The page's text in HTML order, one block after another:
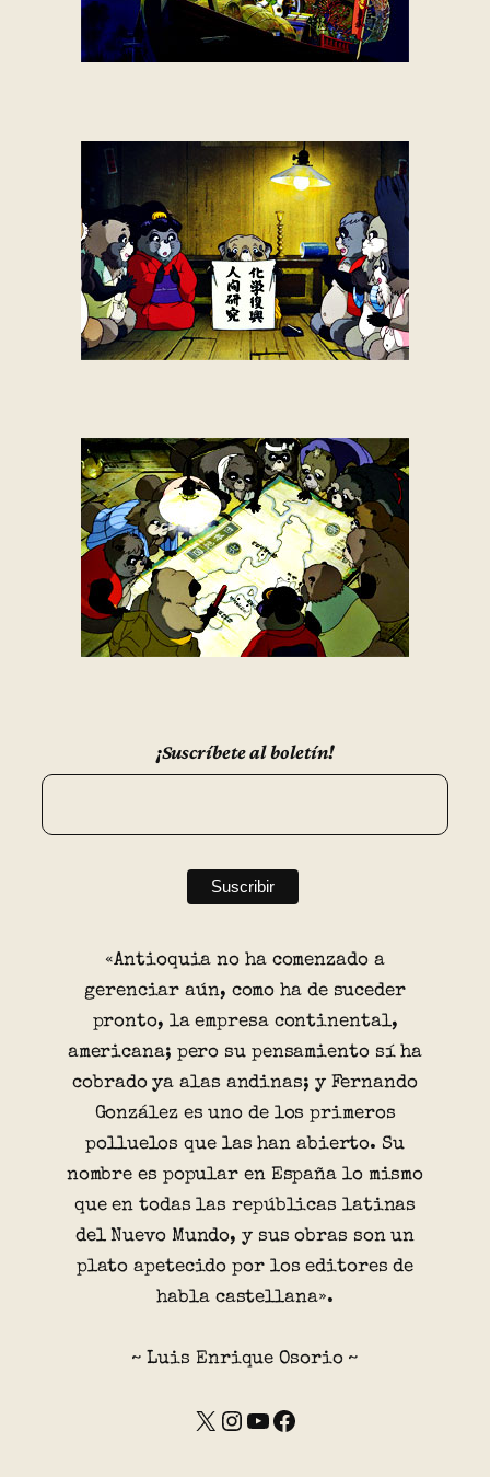
¡Suscríbete al boletín!
«Antioquia no ha comenzado a
gerenciar aún, como ha de suceder
pronto, la empresa continental,
americana; pero su pensamiento sí ha
cobrado ya alas andinas; y Fernando
González es uno de los primeros
polluelos que las han abierto. Su
nombre es popular en España lo mismo
que en todas las repúblicas latinas
del Nuevo Mundo, y sus obras son un
plato apetecido por los editores de
habla castellana».
~ Luis Enrique Osorio ~
X Instagram YouTube Facebook